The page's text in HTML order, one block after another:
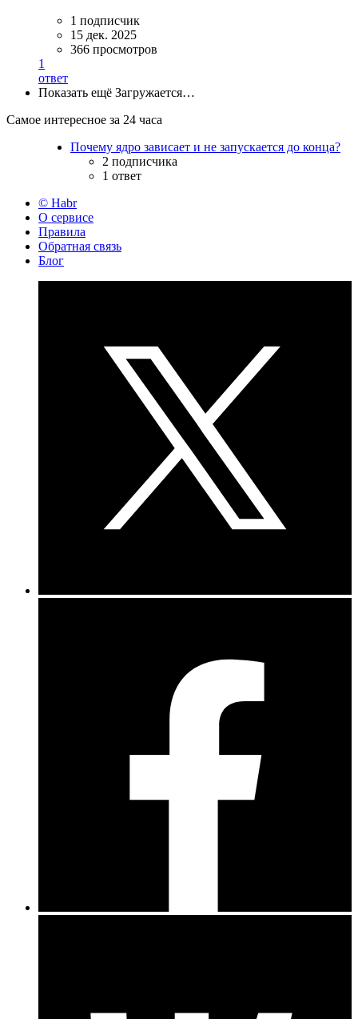
1 подписчик
15 дек. 2025
366 просмотров
1
ответ
Показать ещё Загружается…
Самое интересное за 24 часа
Почему ядро зависает и не запускается до конца?
2 подписчика
1 ответ
© Habr
О сервисе
Правила
Обратная связь
Блог